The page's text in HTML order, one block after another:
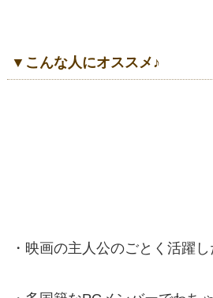
▼こんな人にオススメ♪
・映画の主人公のごとく活躍し